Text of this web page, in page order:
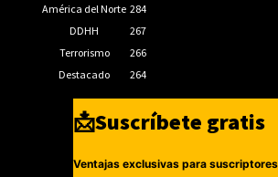
América del Norte 284
DDHH
267
Terrorismo
266
Destacado
264
📩Suscríbete gratis
Ventajas exclusivas para